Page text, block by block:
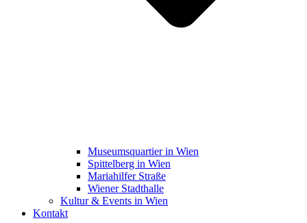
Museumsquartier in Wien
Spittelberg in Wien
Mariahilfer Straße
Wiener Stadthalle
Kultur & Events in Wien
Kontakt